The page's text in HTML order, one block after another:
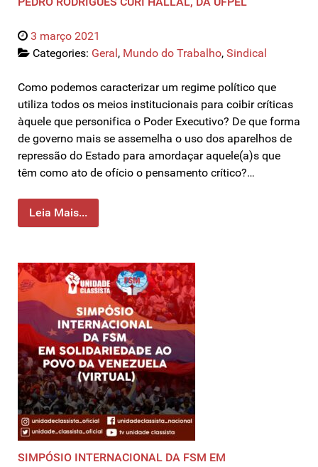
3 março 2021
Categories: Geral, Mundo do Trabalho, Sindical
Como podemos caracterizar um regime político que
utiliza todos os meios institucionais para coibir críticas
àquele que personifica o Poder Executivo? De que forma
de governo mais se assemelha o uso dos aparelhos de
repressão do Estado para amordaçar aquele(a)s que
têm como ato de ofício o pensamento crítico?…
Leia Mais...
SIMPÓSIO INTERNACIONAL DA FSM EM